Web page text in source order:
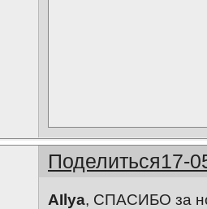
Поделиться17-
AIlya, СПАСИБО за